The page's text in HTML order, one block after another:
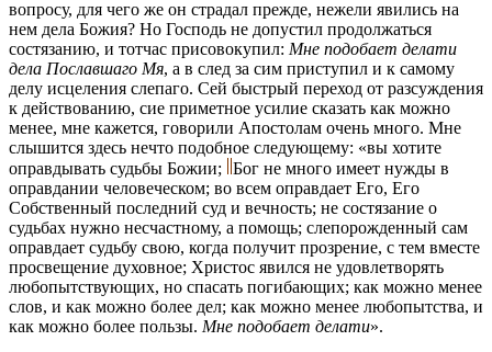
вопросу, для чего же он страдал прежде, нежели явились на
нем дела Божия? Но Господь не допустил продолжаться
состязанию, и тотчас присовокупил: Мне подобает делати
дела Пославшаго Мя, а в след за сим приступил и к самому
делу исцеления слепаго. Сей быстрый переход от разсуждения
к действованию, сие приметное усилие сказать как можно
менее, мне кажется, говорили Апостолам очень много. Мне
слышится здесь нечто подобное следующему: «вы хотите
оправдывать судьбы Божии;
Бог не много имеет нужды в
оправдании человеческом; во всем оправдает Его, Его
Собственный последний суд и вечность; не состязание о
судьбах нужно несчастному, а помощь; слепорожденный сам
оправдает судьбу свою, когда получит прозрение, с тем вместе
просвещение духовное; Христос явился не удовлетворять
любопытствующих, но спасать погибающих; как можно менее
слов, и как можно более дел; как можно менее любопытства, и
как можно более пользы. Мне подобает делати».